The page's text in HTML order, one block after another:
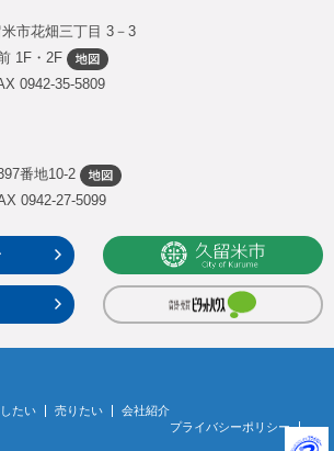
市花畑三丁目 3－3
1F・2F
0942-35-5809
番地10-2
0942-27-5099
たい 売りたい
会社紹介
プライバシーポリシー